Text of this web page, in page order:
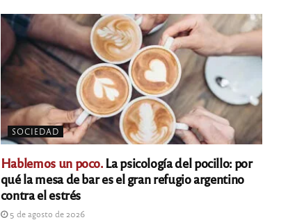
SOCIEDAD
Hablemos un poco.La psicología del pocillo: por
qué la mesa de bar es el gran refugio argentino
contra el estrés
5 de agosto de 2026